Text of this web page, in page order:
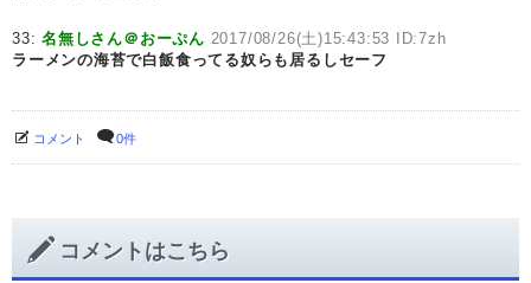
33:名無しさん＠おーぷん 2017/08/26(土)15:43:53 ID:7zh
ラーメンの海苔で白飯食ってる奴らも居るしセーフ
コメント 0件
コメントはこちら